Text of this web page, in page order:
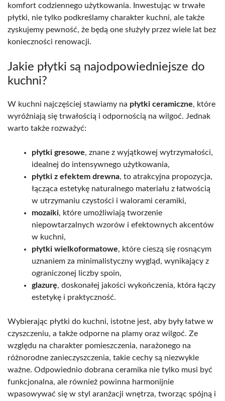
komfort codziennego użytkowania. Inwestując w trwałe
płytki, nie tylko podkreślamy charakter kuchni, ale także
zyskujemy pewność, że będą one służyły przez wiele lat bez
konieczności renowacji.
Jakie płytki są najodpowiedniejsze do
kuchni?
W kuchni najczęściej stawiamy na płytki ceramiczne, które
wyróżniają się trwałością i odpornością na wilgoć. Jednak
warto także rozważyć:
płytki gresowe, znane z wyjątkowej wytrzymałości,
idealnej do intensywnego użytkowania,
płytki z efektem drewna, to atrakcyjna propozycja,
łącząca estetykę naturalnego materiału z łatwością
w utrzymaniu czystości i walorami ceramiki,
mozaiki, które umożliwiają tworzenie
niepowtarzalnych wzorów i efektownych akcentów
w kuchni,
płytki wielkoformatowe, które cieszą się rosnącym
uznaniem za minimalistyczny wygląd, wynikający z
ograniczonej liczby spoin,
glazurę, doskonałej jakości wykończenia, która łączy
estetykę i praktyczność.
Wybierając płytki do kuchni, istotne jest, aby były łatwe w
czyszczeniu, a także odporne na plamy oraz wilgoć. Ze
względu na charakter pomieszczenia, narażonego na
różnorodne zanieczyszczenia, takie cechy są niezwykle
ważne. Odpowiednio dobrana ceramika nie tylko musi być
funkcjonalna, ale również powinna harmonijnie
wpasowywać się w styl aranżacji wnętrza, tworząc spójną i